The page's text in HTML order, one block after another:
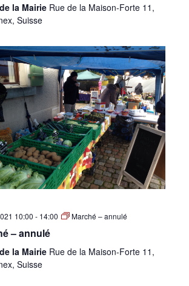
la Mairie Rue de la Maison-Forte 11,
Suisse
10:00 - 14:00 Marché – annulé
– annulé
la Mairie Rue de la Maison-Forte 11,
Suisse